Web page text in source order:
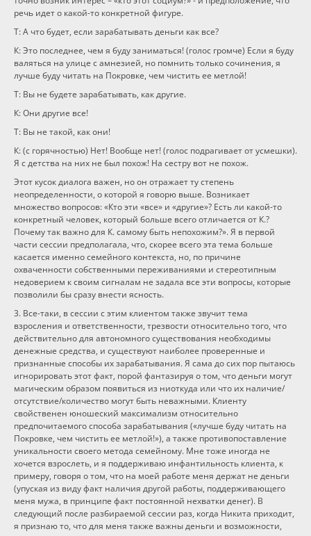
речь идет о какой-то конкретной фигуре.
Т: А что будет, если зарабатывать деньги как все?
К: Это последнее, чем я буду заниматься! (голос громче) Если я буду
валяться на улице с амнезией, но помнить только сочинения, я
лучше буду читать на Покровке, чем чистить ее метлой!
Т: Вы не будете зарабатывать, как другие.
К: Они другие все!
Т: Вы не такой, как они!
К: (с горячностью) Нет! Вообще нет! (голос подрагивает от усмешки).
Я с детства на них не был похож! На сестру вот не похож.
Этот кусок диалога важен, но он отражает ту степень
неопределенности, о которой я говорю выше. Возникает
множество вопросов: «Кто эти «все» и «другие»? Есть ли какой-то
конкретный человек, который больше всего отличается от К.?
Почему так важно для К. самому быть непохожим?». Я в первой
части сессии предполагала, что, скорее всего эта тема больше
касается именно семейного контекста, но, по причине
охваченности собственными переживаниями и стереотипным
недоверием к своим сигналам не задала все эти вопросы, которые
позволили бы сразу внести ясность.
3. Все-таки, в сессии с этим клиентом также звучит тема
взросления и ответственности, трезвости относительно того, что
действительно для автономного существования необходимы
денежные средства, и существуют наиболее проверенные и
признанные способы их зарабатывания. Я сама до сих пор пытаюсь
игнорировать этот факт, порой фантазируя о том, что деньги могут
магическим образом появиться из ниоткуда или что их наличие/
отсутствие/количество могут быть неважными. Клиенту
свойственен юношеский максимализм относительно
предпочитаемого способа зарабатывания («лучше буду читать на
Покровке, чем чистить ее метлой!»), а также противопоставление
уникальности своего метода семейному. Мне тоже иногда не
хочется взрослеть, и я поддерживаю инфантильность клиента, к
примеру, говоря о том, что на моей работе меня держат не деньги
(упуская из виду факт наличия другой работы, поддерживающего
меня мужа, в принципе факт постоянной нехватки денег). В
следующий после разбираемой сессии раз, когда Никита приходит,
я признаю то, что для меня также важны деньги и возможности,